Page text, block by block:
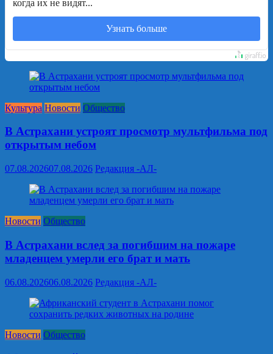
когда их не видят...
Узнать больше
Культура Новости Общество
В Астрахани устроят просмотр мультфильма под
открытым небом
07.08.202607.08.2026 Редакция -АЛ-
Новости Общество
В Астрахани вслед за погибшим на пожаре
младенцем умерли его брат и мать
06.08.202606.08.2026 Редакция -АЛ-
Новости Общество